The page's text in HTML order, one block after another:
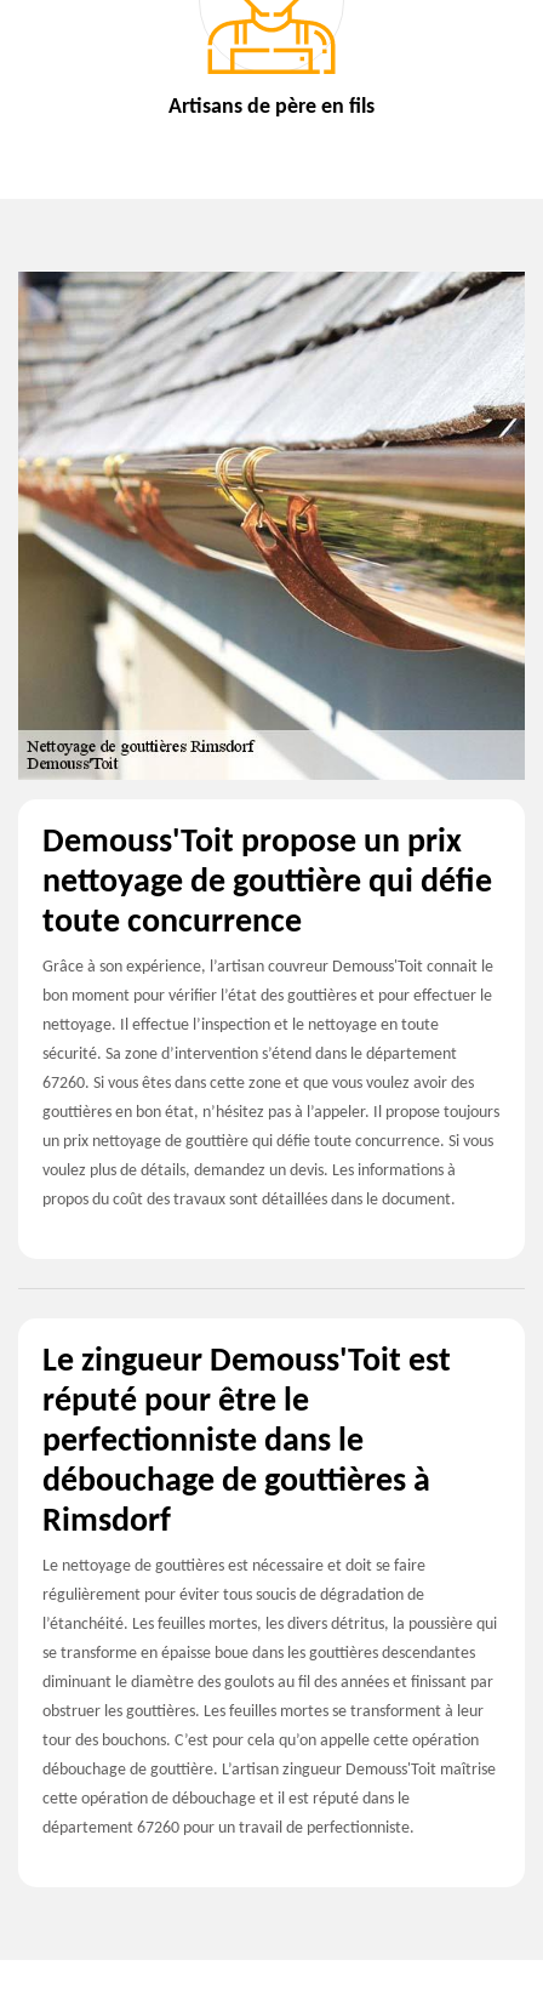
Artisans de père en fils
Demouss'Toit propose un prix
nettoyage de gouttière qui défie
toute concurrence
Grâce à son expérience, l’artisan couvreur Demouss'Toit connait le
bon moment pour vérifier l’état des gouttières et pour effectuer le
nettoyage. Il effectue l’inspection et le nettoyage en toute
sécurité. Sa zone d’intervention s’étend dans le département
67260. Si vous êtes dans cette zone et que vous voulez avoir des
gouttières en bon état, n’hésitez pas à l’appeler. Il propose toujours
un prix nettoyage de gouttière qui défie toute concurrence. Si vous
voulez plus de détails, demandez un devis. Les informations à
propos du coût des travaux sont détaillées dans le document.
Le zingueur Demouss'Toit est
réputé pour être le
perfectionniste dans le
débouchage de gouttières à
Rimsdorf
Le nettoyage de gouttières est nécessaire et doit se faire
régulièrement pour éviter tous soucis de dégradation de
l’étanchéité. Les feuilles mortes, les divers détritus, la poussière qui
se transforme en épaisse boue dans les gouttières descendantes
diminuant le diamètre des goulots au fil des années et finissant par
obstruer les gouttières. Les feuilles mortes se transforment à leur
tour des bouchons. C’est pour cela qu’on appelle cette opération
débouchage de gouttière. L’artisan zingueur Demouss'Toit maîtrise
cette opération de débouchage et il est réputé dans le
département 67260 pour un travail de perfectionniste.